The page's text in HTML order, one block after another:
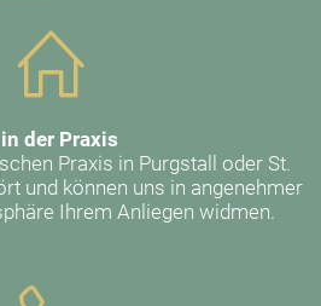
in der Praxis
Praxis in Purgstall oder St.
und können uns in angenehmer
Ihrem Anliegen widmen.